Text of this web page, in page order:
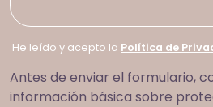
He leído y acepto la Política de
Antes de enviar el formulario,
información básica sobre